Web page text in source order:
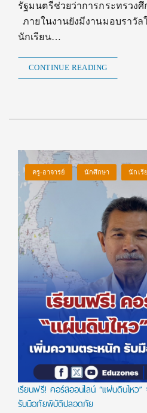
รัฐมนตรีช่วยว่าการกระทรวง
ภายในงานยังมีงานมอบราวั
นักเรียน…
CONTINUE READING
ครู-อาจารย์ นักศึกษา นักเรี
เรียนฟรี! คอร์สออนไลน์ “แผ่นดินไหว
รับมือภัยพิบัติปลอดภัย